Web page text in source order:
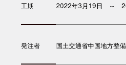
工期 2022年3月19日 ～
発注者 国土交通省中国地方整